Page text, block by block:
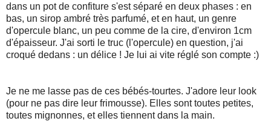
dans un pot de confiture s'est séparé en deux phases : en
bas, un sirop ambré très parfumé, et en haut, un genre
d'opercule blanc, un peu comme de la cire, d'environ 1cm
d'épaisseur. J'ai sorti le truc (l'opercule) en question, j'ai
croqué dedans : un délice ! Je lui ai vite réglé son compte :)
Je ne me lasse pas de ces bébés-tourtes. J'adore leur look
(pour ne pas dire leur frimousse). Elles sont toutes petites,
toutes mignonnes, et elles tiennent dans la main.